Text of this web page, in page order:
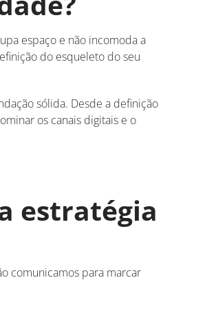
espaço e não incomoda a
do esqueleto do seu
sólida. Desde a definição
os canais digitais e o
estratégia
comunicamos para marcar